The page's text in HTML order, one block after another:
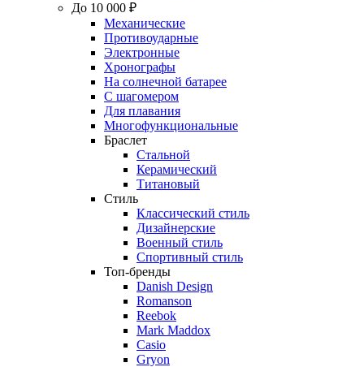
До 10 000 ₽
Механические
Противоударные
Электронные
Хронографы
На солнечной батарее
С шагомером
Для плавания
Многофункциональные
Браслет
Стальной
Керамический
Титановый
Стиль
Классический стиль
Дизайнерские
Военный стиль
Спортивный стиль
Топ-бренды
Danish Design
Romanson
Reebok
Mark Maddox
Casio
Gryon